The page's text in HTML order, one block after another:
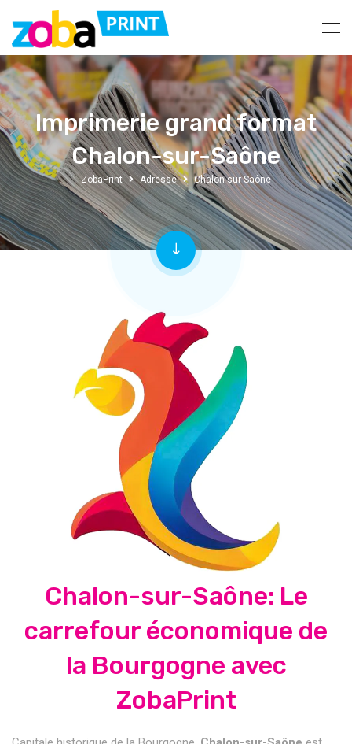
Imprimerie grand format
Chalon-sur-Saône
ZobaPrint Adresse Chalon-sur-Saône
Chalon-sur-Saône: Le
carrefour économique de
la Bourgogne avec
ZobaPrint